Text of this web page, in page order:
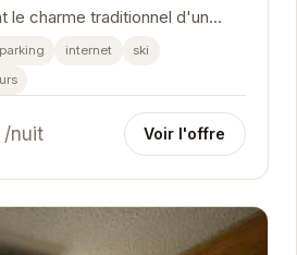
le charme traditionnel d'un
au confort moderne.
parking internet
ski
/nuit Voir l'offre